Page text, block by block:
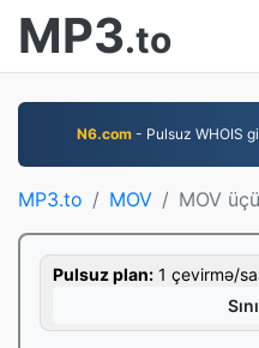
MP3.to
N6.com- Pulsuz WHOIS
MP3.to MOV MOV
Pulsuz plan: 1 çevirmə/